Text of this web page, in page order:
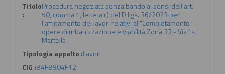
Titolo
:
Procedura negoziata senza bando ai sensi dell'art.
50, comma 1, lettera c) del D.Lgs. 36/2023 per
l'affidamento dei lavori relativi al "Completamento
opere di urbanizzazione e viabilità Zona 33 - Via La
Martella
Tipologia appalto :Lavori
CIG :B4FB904F12